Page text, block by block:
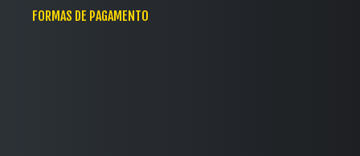
FORMAS DE PAGAMENTO